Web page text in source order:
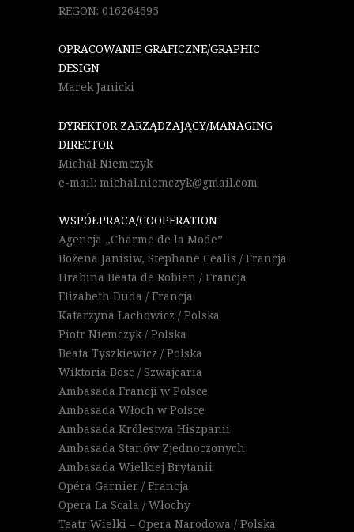
REGON: 016264695
OPRACOWANIE GRAFICZNE/GRAPHIC
DESIGN
Marek Janicki
DYREKTOR ZARZĄDZAJĄCY/MANAGING
DIRECTOR
Michał Niemczyk
e-mail: michal.niemczyk@gmail.com
WSPÓŁPRACA/COOPERATION
Agencja „Charme de la Mode”
Bożena Janisiw, Stephane Cealis / Francja
Hrabina Beata de Robien / Francja
Elizabeth Duda / Francja
Katarzyna Lachowicz / Polska
Piotr Niemczyk / Polska
Beata Tyszkiewicz / Polska
Wiktoria Bosc / Szwajcaria
Ambasada Francji w Polsce
Ambasada Włoch w Polsce
Ambasada Królestwa Hiszpanii
Ambasada Stanów Zjednoczonych
Ambasada Wielkiej Brytanii
Opéra Garnier / Francja
Opera La Scala / Włochy
Teatr Wielki – Opera Narodowa / Polska